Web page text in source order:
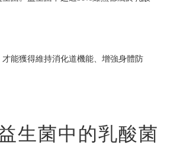
才能獲得維持消化道機能、增強身體防
生菌中的乳酸菌